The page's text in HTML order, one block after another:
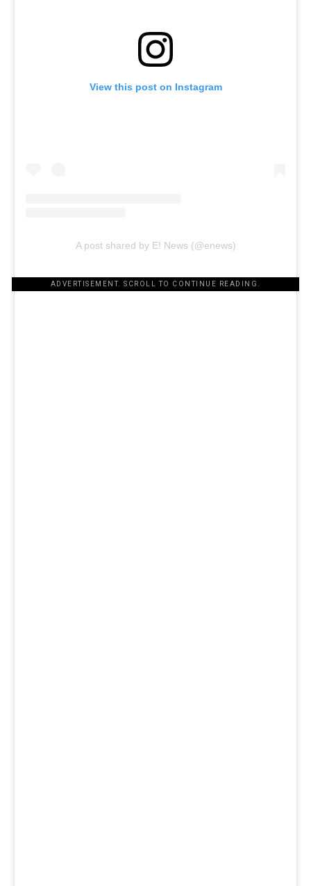
View this post on Instagram
A post shared by E! News (@enews)
ADVERTISEMENT. SCROLL TO CONTINUE READING.